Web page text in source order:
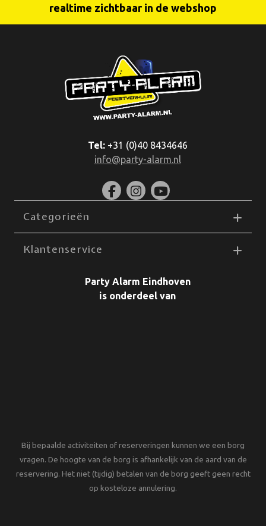
realtime zichtbaar in de webshop
Tel:+31 (0)40 8434646
info@party-alarm.nl
Categorieën
Klantenservice
Party Alarm Eindhoven
is onderdeel van
Bij bepaalde activiteiten of reserveringen kunnen we een borg
vragen. De hoogte van de borg is afhankelijk van de aard van de
reservering. Het niet (tijdig) betalen van de borg geeft geen recht
op kosteloze annulering.